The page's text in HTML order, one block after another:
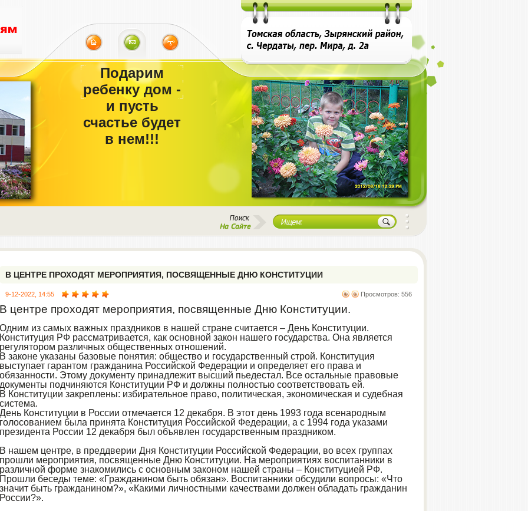
Подарим
ребенку дом -
и пусть
счастье будет
в нем!!!
В ЦЕНТРЕ ПРОХОДЯТ МЕРОПРИЯТИЯ, ПОСВЯЩЕННЫЕ ДНЮ КОНСТИТУЦИИ
9-12-2022, 14:55 Просмотров: 556
В центре проходят мероприятия, посвященные Дню Конституции.
Одним из самых важных праздников в нашей стране считается – День Конституции.
Конституция РФ рассматривается, как основной закон нашего государства. Она является
регулятором различных общественных отношений.
В законе указаны базовые понятия: общество и государственный строй. Конституция
выступает гарантом гражданина Российской Федерации и определяет его права и
обязанности. Этому документу принадлежит высший пьедестал. Все остальные правовые
документы подчиняются Конституции РФ и должны полностью соответствовать ей.
В Конституции закреплены: избирательное право, политическая, экономическая и судебная
система.
День Конституции в России отмечается 12 декабря. В этот день 1993 года всенародным
голосованием была принята Конституция Российской Федерации, а с 1994 года указами
президента России 12 декабря был объявлен государственным праздником.
В нашем центре, в преддверии Дня Конституции Российской Федерации, во всех группах
прошли мероприятия, посвященные Дню Конституции. На мероприятиях воспитанники в
различной форме знакомились с основным законом нашей страны – Конституцией РФ.
Прошли беседы теме: «Гражданином быть обязан». Воспитанники обсудили вопросы: «Что
значит быть гражданином?», «Какими личностными качествами должен обладать гражданин
России?».